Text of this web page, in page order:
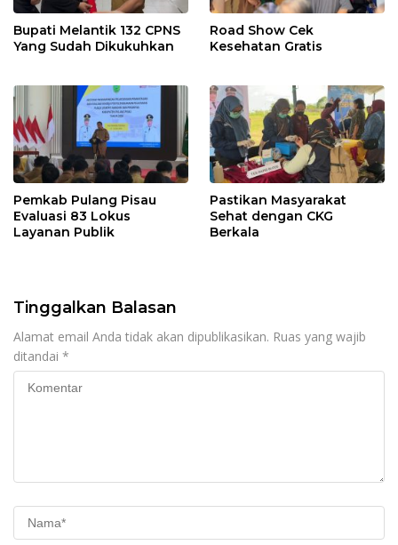
Bupati Melantik 132 CPNS
Yang Sudah Dikukuhkan
Road Show Cek
Kesehatan Gratis
Pemkab Pulang Pisau
Evaluasi 83 Lokus
Layanan Publik
Pastikan Masyarakat
Sehat dengan CKG
Berkala
Tinggalkan Balasan
Alamat email Anda tidak akan dipublikasikan. Ruas yang wajib
ditandai *